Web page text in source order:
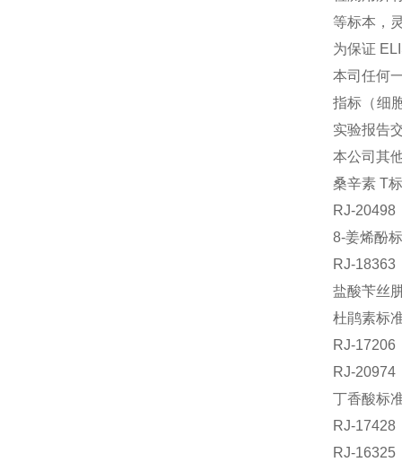
等标本，
为保证
本司任何
指标（细
实验报告
本公司其
桑辛素 T
RJ-
8-姜烯酚
RJ-
盐酸苄丝
杜鹃素标
RJ-
RJ-
丁香酸标
RJ-
RJ-